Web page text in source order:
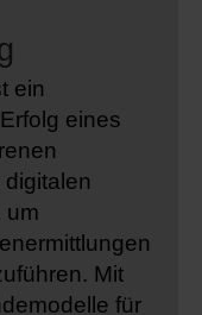
ein
eines
um
Mit
für